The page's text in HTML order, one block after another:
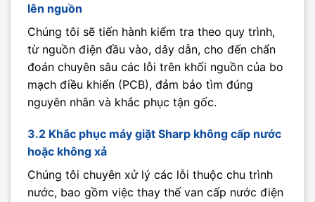
lên nguồn
Chúng tôi sẽ tiến hành kiểm tra theo quy trình,
từ nguồn điện đầu vào, dây dẫn, cho đến chẩn
đoán chuyên sâu các lỗi trên khối nguồn của bo
mạch điều khiển (PCB), đảm bảo tìm đúng
nguyên nhân và khắc phục tận gốc.
3.2 Khắc phục máy giặt Sharp không cấp nước
hoặc không xả
Chúng tôi chuyên xử lý các lỗi thuộc chu trình
nước, bao gồm việc thay thế van cấp nước điện